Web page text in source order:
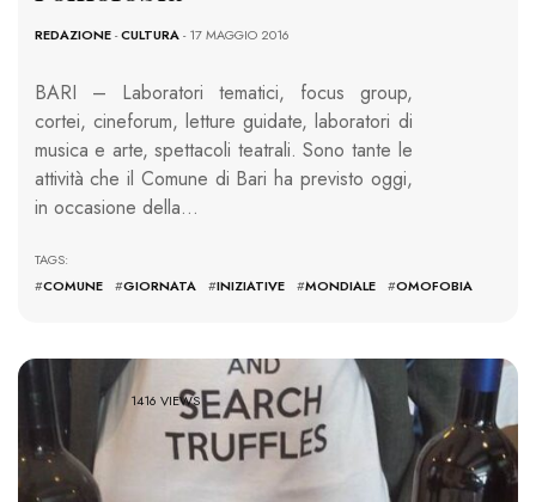
REDAZIONE-CULTURA- 17 MAGGIO 2016
BARI – Laboratori tematici, focus group,
cortei, cineforum, letture guidate, laboratori di
musica e arte, spettacoli teatrali. Sono tante le
attività che il Comune di Bari ha previsto oggi,
in occasione della…
TAGS:
#COMUNE #GIORNATA #INIZIATIVE #MONDIALE #OMOFOBIA
1416 VIEWS